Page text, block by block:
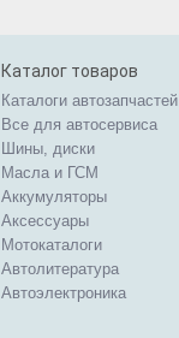
Каталог товаров
Каталоги автозапчастей
Все для автосервиса
Шины, диски
Масла и ГСМ
Аккумуляторы
Аксессуары
Мотокаталоги
Автолитература
Автоэлектроника